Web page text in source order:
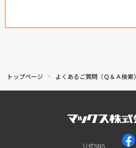
トップページ よくあるご質問（Ｑ＆Ａ検索）
公式SNS